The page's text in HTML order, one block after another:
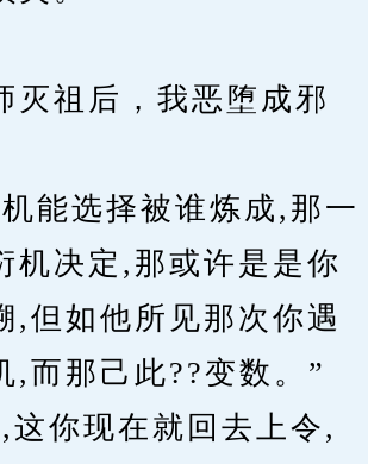
祖后，我恶堕成邪
选择被谁炼成,那一
机决定,那或许是是你
,但如他所见那次你遇
,而那己此??变数。”
你现在就回去上令,